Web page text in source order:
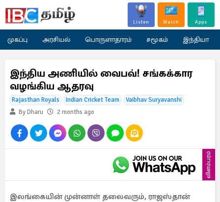
Listen Watch Apps
முகப்பு அரசியல் பொருளாதாரம் சமூகம் இந்தியா
இந்திய அணியில் வைபவ்! சங்கக்கார
வழங்கிய ஆதரவு
Rajasthan Royals Indian Cricket Team
Vaibhav Suryavanshi
By Dharu
2 months ago
விளம்பரம்
இலங்கையின் முன்னாள் தலைவரும், ராஜஸ்தான்